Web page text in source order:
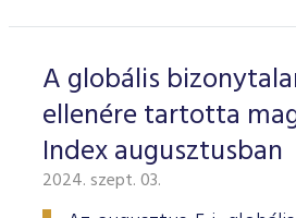
A globális
ellenére tartotta
Index augusztusban
2024. szept. 03.